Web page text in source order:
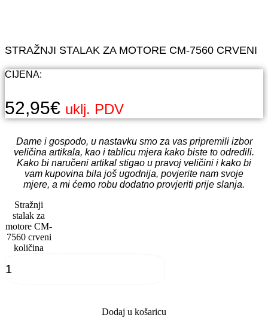
STRAŽNJI STALAK ZA MOTORE CM-7560 CRVENI
CIJENA:
52,95€ uklj. PDV
Dame i gospodo, u nastavku smo za vas pripremili izbor
veličina artikala, kao i tablicu mjera kako biste to odredili.
Kako bi naručeni artikal stigao u pravoj veličini i kako bi
vam kupovina bila još ugodnija, povjerite nam svoje
mjere, a mi ćemo robu dodatno provjeriti prije slanja.
Stražnji
stalak za
motore CM-
7560 crveni
količina
Dodaj u košaricu